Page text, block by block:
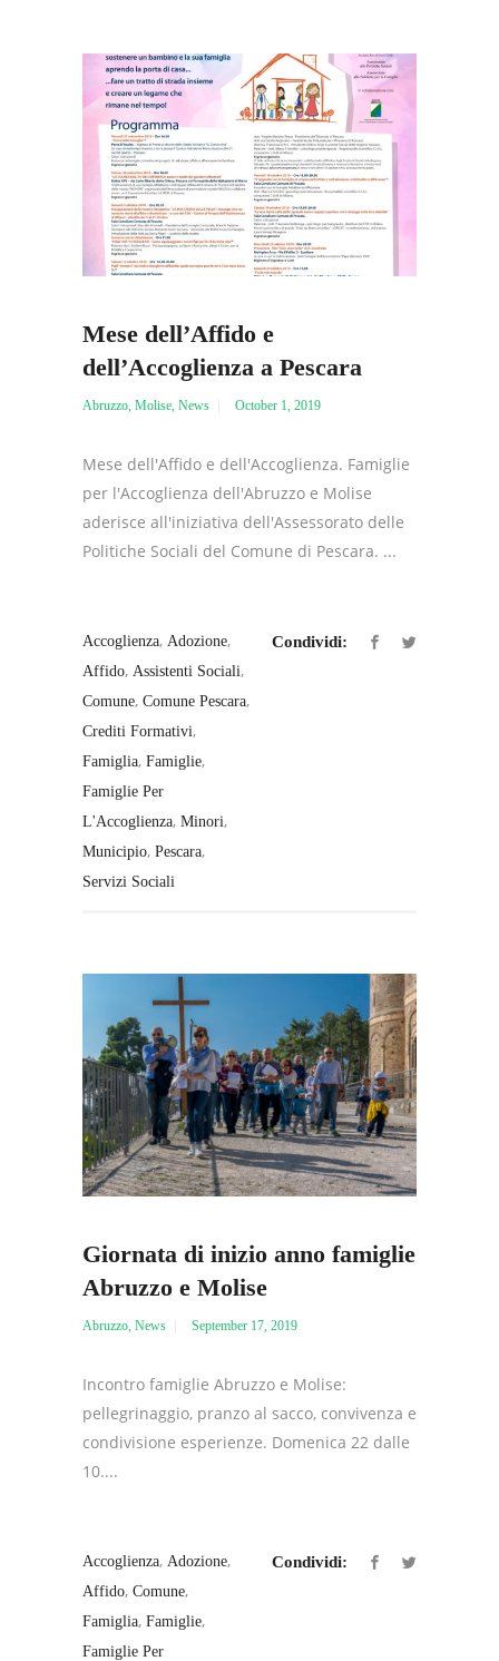
Mese dell’Affido e
dell’Accoglienza a Pescara
Abruzzo Molise News October 1, 2019
Mese dell'Affido e dell'Accoglienza. Famiglie
per l'Accoglienza dell'Abruzzo e Molise
aderisce all'iniziativa dell'Assessorato delle
Politiche Sociali del Comune di Pescara. ...
Accoglienza, Adozione,
Affido, Assistenti Sociali,
Comune, Comune Pescara,
Crediti Formativi,
Famiglia, Famiglie,
Famiglie Per
L'Accoglienza, Minori,
Municipio, Pescara,
Servizi Sociali
Condividi:
Giornata di inizio anno famiglie
Abruzzo e Molise
Abruzzo News September 17, 2019
Incontro famiglie Abruzzo e Molise:
pellegrinaggio, pranzo al sacco, convivenza e
condivisione esperienze. Domenica 22 dalle
10....
Accoglienza, Adozione,
Affido, Comune,
Famiglia, Famiglie,
Famiglie Per
Condividi: